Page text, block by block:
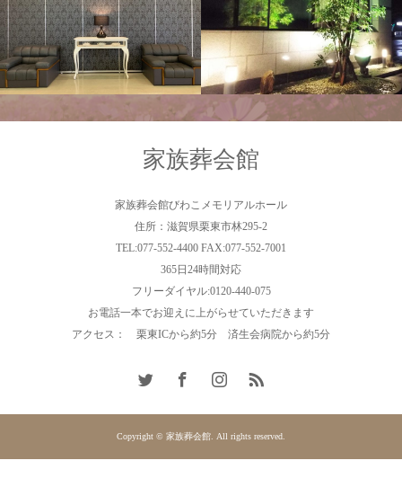
家族葬会館
家族葬会館びわこメモリアルホール
住所：滋賀県栗東市林295-2
TEL:077-552-4400 FAX:077-552-7001
365日24時間対応
フリーダイヤル:0120-440-075
お電話一本でお迎えに上がらせていただきます
アクセス： 栗東ICから約5分 済生会病院から約5分
Copyright © 家族葬会館. All rights reserved.